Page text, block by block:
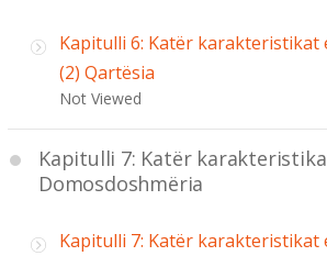
Kapitulli 6: Katër karakteristikat
(2) Qartësia
Not Viewed
Kapitulli 7: Katër
Domosdoshmëria
Kapitulli 7: Katër karakteristikat